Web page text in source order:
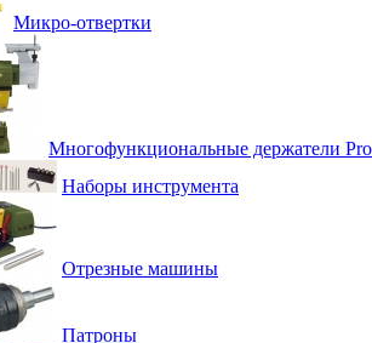
Микро-отвертки
Многофункциональные держатели
Наборы инструмента
Отрезные машины
Патроны